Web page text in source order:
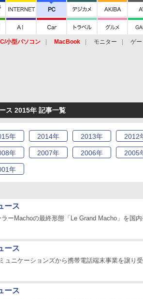
小型パソコン MacBook モニター ゲ
ス 2015年 記事一覧
年 2014年 2013年 2012
年 2007年 2006年 2005
年
ース
ラーMachoの最終形態「Le Grand Macho」を国
ース
ュニケーションズから携帯電話端末事業を譲り
ース